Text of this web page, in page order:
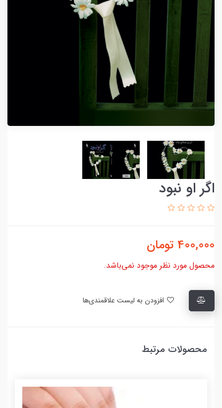
اگر او نبود
400,000 تومان
محصول مورد نظر موجود نمی‌باشد.
محصولات مرتبط